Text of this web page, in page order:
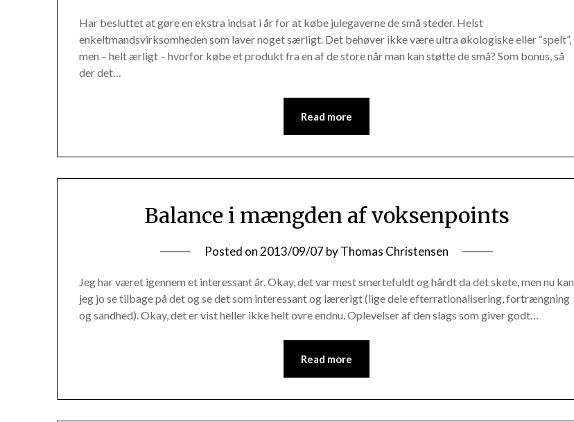
Har besluttet at gøre en ekstra indsat i år for at købe julegaverne de små steder. Helst
enkeltmandsvirksomheden som laver noget særligt. Det behøver ikke være ultra økologiske eller “spelt”,
men – helt ærligt – hvorfor købe et produkt fra en af de store når man kan støtte de små? Som bonus, så
der det…
Read more
Balance i mængden af voksenpoints
Posted on 2013/09/07 byThomas Christensen
Jeg har været igennem et interessant år. Okay, det var mest smertefuldt og hårdt da det skete, men nu kan
jeg jo se tilbage på det og se det som interessant og lærerigt (lige dele efterrationalisering, fortrængning
og sandhed). Okay, det er vist heller ikke helt ovre endnu. Oplevelser af den slags som giver godt…
Read more